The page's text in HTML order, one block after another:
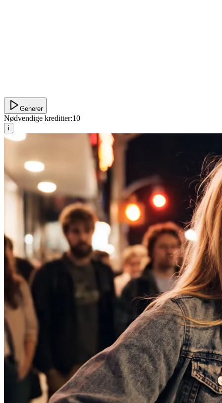
Generer
Nødvendige kreditter:10
i